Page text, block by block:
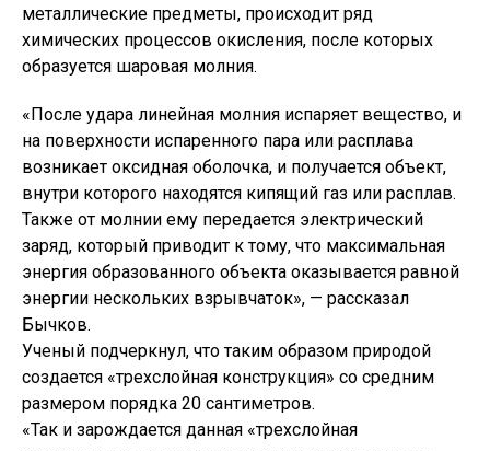
металлические предметы, происходит ряд
химических процессов окисления, после которых
образуется шаровая молния.
«После удара линейная молния испаряет вещество, и
на поверхности испаренного пара или расплава
возникает оксидная оболочка, и получается объект,
внутри которого находятся кипящий газ или расплав.
Также от молнии ему передается электрический
заряд, который приводит к тому, что максимальная
энергия образованного объекта оказывается равной
энергии нескольких взрывчаток», — рассказал
Бычков.
Ученый подчеркнул, что таким образом природой
создается «трехслойная конструкция» со средним
размером порядка 20 сантиметров.
«Так и зарождается данная «трехслойная